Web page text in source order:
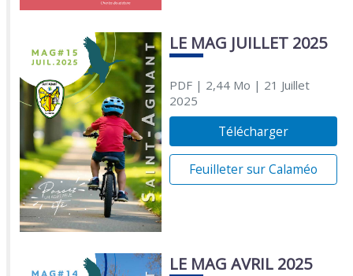
LE MAG JUILLET 2025
PDF| 2,44 Mo | 21 Juillet
2025
Télécharger
Feuilleter sur Calaméo
LE MAG AVRIL 2025